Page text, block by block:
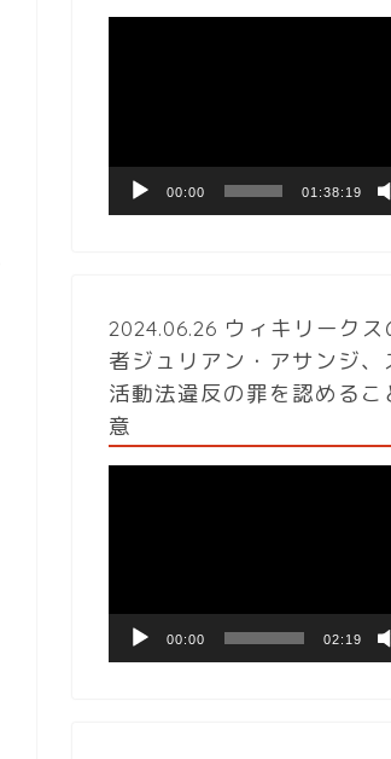
ヤ
00:00 01:38:19
2024.06.26 ウィキリークス
者ジュリアン・アサンジ、
活動法違反の罪を認めるこ
意
ヤ
00:00 02:19